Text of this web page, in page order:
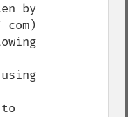
by
com)